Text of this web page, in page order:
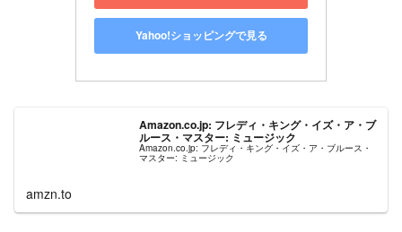
Yahoo!ショッピングで見る
Amazon.co.jp: フレディ・キング・イズ・ア・ブ
ルース・マスター: ミュージック
Amazon.co.jp: フレディ・キング・イズ・ア・ブルース・
マスター: ミュージック
amzn.to